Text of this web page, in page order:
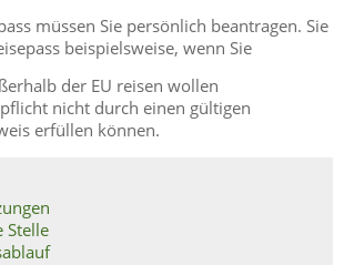
müssen Sie persönlich beantragen. Sie
beispielsweise, wenn Sie
der EU reisen wollen
nicht durch einen gültigen
erfüllen können.
Stelle